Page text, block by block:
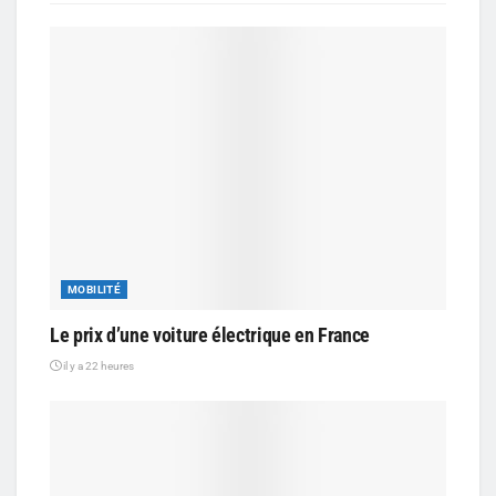
MOBILITÉ
Le prix d’une voiture électrique en France
il y a 22 heures